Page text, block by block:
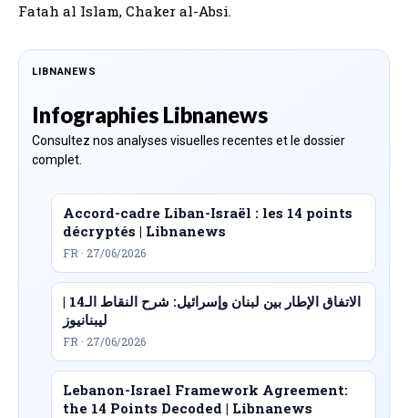
Fatah al Islam, Chaker al-Absi.
LIBNANEWS
Infographies Libnanews
Consultez nos analyses visuelles recentes et le dossier
complet.
Accord-cadre Liban-Israël : les 14 points
décryptés | Libnanews
FR · 27/06/2026
الاتفاق الإطار بين لبنان وإسرائيل: شرح النقاط الـ14 |
ليبنانيوز
FR · 27/06/2026
Lebanon-Israel Framework Agreement:
the 14 Points Decoded | Libnanews